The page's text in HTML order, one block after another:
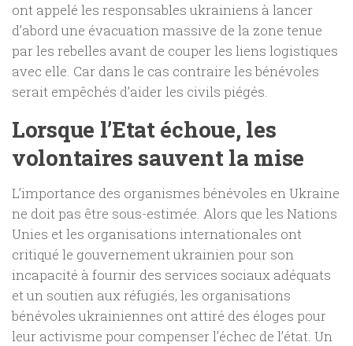
ont appelé les responsables ukrainiens à lancer
d’abord une évacuation massive de la zone tenue
par les rebelles avant de couper les liens logistiques
avec elle. Car dans le cas contraire les bénévoles
serait empêchés d’aider les civils piégés.
Lorsque l’Etat échoue, les
volontaires sauvent la mise
L’importance des organismes bénévoles en Ukraine
ne doit pas être sous-estimée. Alors que les Nations
Unies et les organisations internationales ont
critiqué le gouvernement ukrainien pour son
incapacité à fournir des services sociaux adéquats
et un soutien aux réfugiés, les organisations
bénévoles ukrainiennes ont attiré des éloges pour
leur activisme pour compenser l’échec de l’état. Un